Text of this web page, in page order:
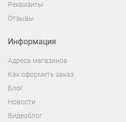
Реквизиты
Отзывы
Информация
Адреса магазинов
Как оформить заказ
Блог
Новости
Видеоблог